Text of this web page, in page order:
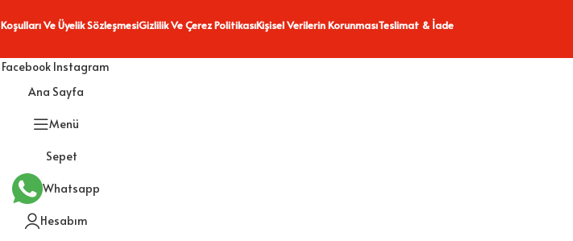
Ve Üyelik SözleşmesiGizlilik Ve Çerez PolitikasıKişisel Verilerin KorunmasıTeslimat & İade
Facebook Instagram
Ana Sayfa
Menü
Sepet
Whatsapp
Hesabım